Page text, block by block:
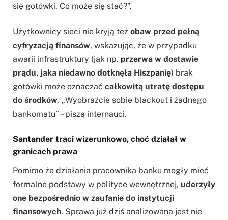
się gotówki. Co może się stać?”.
Użytkownicy sieci nie kryją też obaw przed pełną
cyfryzacją finansów, wskazując, że w przypadku
awarii infrastruktury (jak np. przerwa w dostawie
prądu, jaka niedawno dotknęła Hiszpanię) brak
gotówki może oznaczać całkowitą utratę dostępu
do środków. „Wyobraźcie sobie blackout i żadnego
bankomatu” – piszą internauci.
Santander traci wizerunkowo, choć działał w
granicach prawa
Pomimo że działania pracownika banku mogły mieć
formalne podstawy w polityce wewnętrznej, uderzyły
one bezpośrednio w zaufanie do instytucji
finansowych. Sprawa już dziś analizowana jest nie